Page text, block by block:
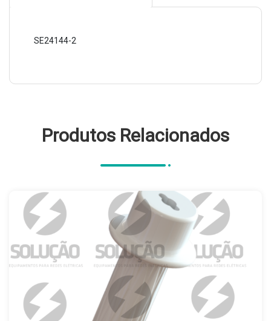
SE24144-2
Produtos Relacionados